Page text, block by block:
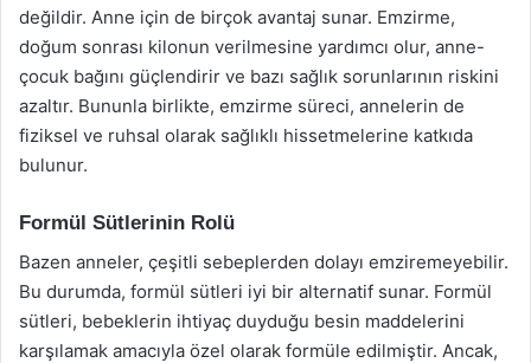
değildir. Anne için de birçok avantaj sunar. Emzirme,
doğum sonrası kilonun verilmesine yardımcı olur, anne-
çocuk bağını güçlendirir ve bazı sağlık sorunlarının riskini
azaltır. Bununla birlikte, emzirme süreci, annelerin de
fiziksel ve ruhsal olarak sağlıklı hissetmelerine katkıda
bulunur.
Formül Sütlerinin Rolü
Bazen anneler, çeşitli sebeplerden dolayı emziremeyebilir.
Bu durumda, formül sütleri iyi bir alternatif sunar. Formül
sütleri, bebeklerin ihtiyaç duyduğu besin maddelerini
karşılamak amacıyla özel olarak formüle edilmiştir. Ancak,